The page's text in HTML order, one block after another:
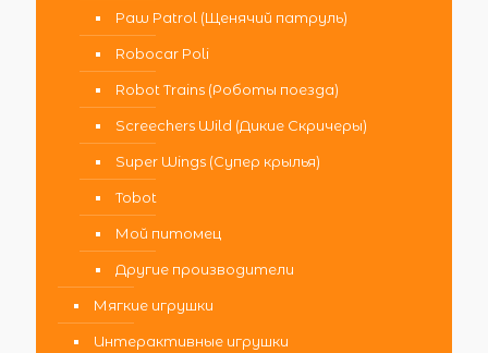
Paw Patrol (Щенячий патруль)
Robocar Poli
Robot Trains (Роботы поезда)
Screechers Wild (Дикие Скричеры)
Super Wings (Супер крылья)
Tobot
Мой питомец
Другие производители
Мягкие игрушки
Интерактивные игрушки